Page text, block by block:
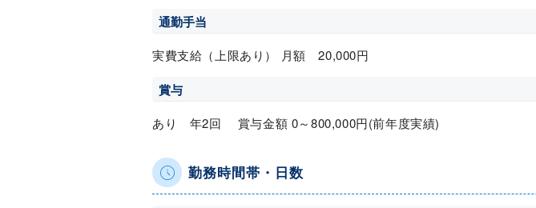
通勤手当
実費支給（上限あり） 月額 20,000円
賞与
あり 年2回 賞与金額 0～800,000円(前年度実績)
勤務時間帯・日数